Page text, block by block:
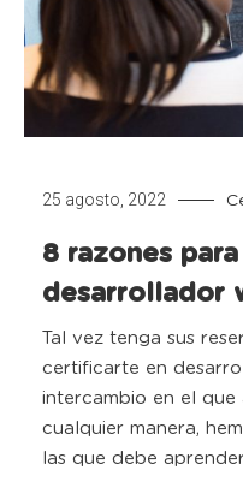
25 agosto, 2022
8 razones
desarrollador
Tal vez tenga sus
certificarte en
intercambio en el que
cualquier manera,
las que debe